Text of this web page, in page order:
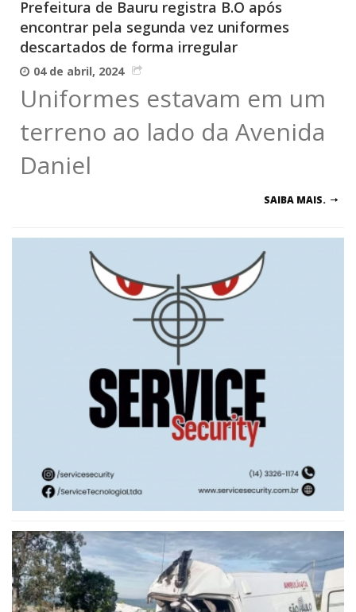
Prefeitura de Bauru registra B.O após
encontrar pela segunda vez uniformes
descartados de forma irregular
04 de abril, 2024
Uniformes estavam em um
terreno ao lado da Avenida
Daniel
SAIBA MAIS.